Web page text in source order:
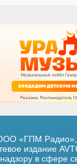
«ГПМ Радио»,
издание
в сфере